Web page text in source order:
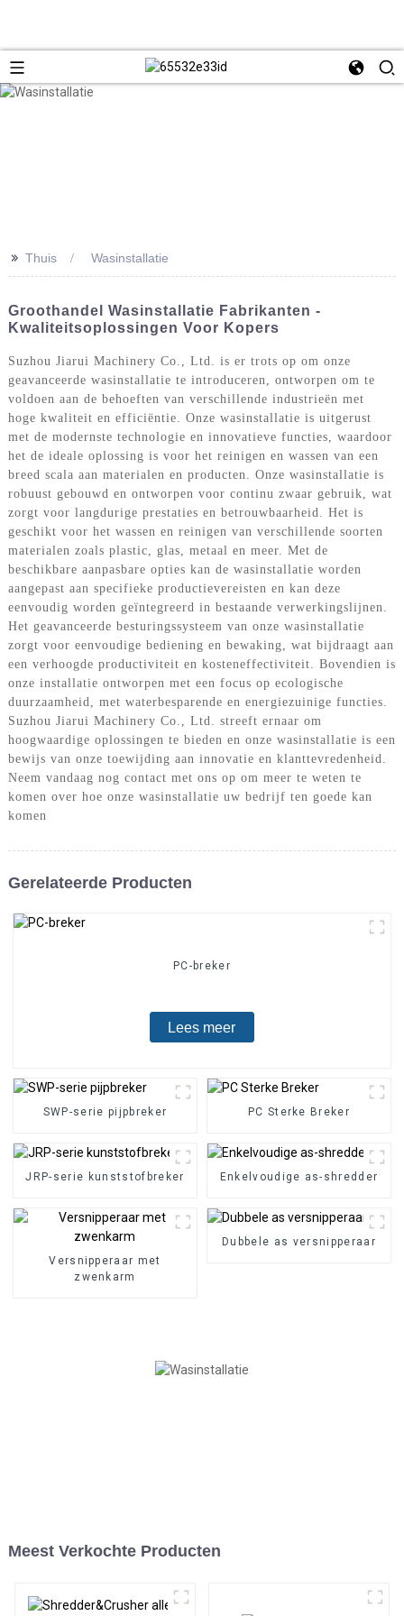
>> Thuis Wasinstallatie
Groothandel Wasinstallatie Fabrikanten -
Kwaliteitsoplossingen Voor Kopers
Suzhou Jiarui Machinery Co., Ltd. is er trots op om onze
geavanceerde wasinstallatie te introduceren, ontworpen om te
voldoen aan de behoeften van verschillende industrieën met
hoge kwaliteit en efficiëntie. Onze wasinstallatie is uitgerust
met de modernste technologie en innovatieve functies, waardoor
het de ideale oplossing is voor het reinigen en wassen van een
breed scala aan materialen en producten. Onze wasinstallatie is
robuust gebouwd en ontworpen voor continu zwaar gebruik, wat
zorgt voor langdurige prestaties en betrouwbaarheid. Het is
geschikt voor het wassen en reinigen van verschillende soorten
materialen zoals plastic, glas, metaal en meer. Met de
beschikbare aanpasbare opties kan de wasinstallatie worden
aangepast aan specifieke productievereisten en kan deze
eenvoudig worden geïntegreerd in bestaande verwerkingslijnen.
Het geavanceerde besturingssysteem van onze wasinstallatie
zorgt voor eenvoudige bediening en bewaking, wat bijdraagt ​​aan
een verhoogde productiviteit en kosteneffectiviteit. Bovendien is
onze installatie ontworpen met een focus op ecologische
duurzaamheid, met waterbesparende en energiezuinige functies.
Suzhou Jiarui Machinery Co., Ltd. streeft ernaar om
hoogwaardige oplossingen te bieden en onze wasinstallatie is een
bewijs van onze toewijding aan innovatie en klanttevredenheid.
Neem vandaag nog contact met ons op om meer te weten te
komen over hoe onze wasinstallatie uw bedrijf ten goede kan
komen
Gerelateerde Producten
PC-breker
Lees meer
SWP-serie pijpbreker PC Sterke Breker
JRP-serie kunststofbreker Enkelvoudige as-shredder
Versnipperaar met
zwenkarm
Dubbele as versnipperaar
Meest Verkochte Producten